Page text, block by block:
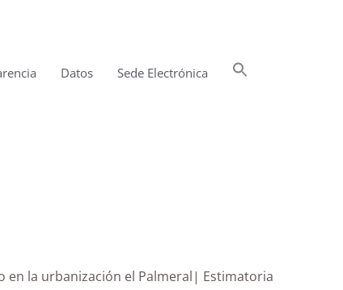
Datos Sede Electrónica
en la urbanización el Palmeral| Estimatoria